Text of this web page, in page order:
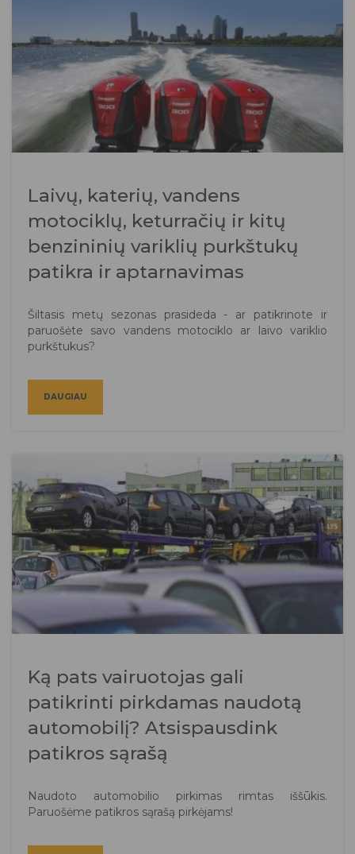
Laivų, katerių, vandens
motociklų, keturračių ir kitų
benzininių variklių purkštukų
patikra ir aptarnavimas
Šiltasis metų sezonas prasideda - ar patikrinote ir
paruošėte savo vandens motociklo ar laivo variklio
purkštukus?
DAUGIAU
Ką pats vairuotojas gali
patikrinti pirkdamas naudotą
automobilį? Atsispausdink
patikros sąrašą
Naudoto automobilio pirkimas rimtas iššūkis.
Paruošėme patikros sąrašą pirkėjams!